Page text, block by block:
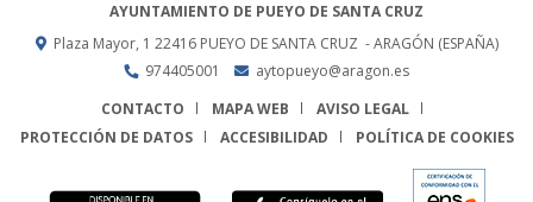
AYUNTAMIENTO DE PUEYO DE SANTA CRUZ
Plaza Mayor, 1 22416 PUEYO DE SANTA CRUZ - ARAGÓN (ESPAÑA)
974405001
aytopueyo@aragon.es
CONTACTO
MAPA WEB
AVISO LEGAL
PROTECCIÓN DE DATOS
ACCESIBILIDAD POLÍTICA DE COOKIES